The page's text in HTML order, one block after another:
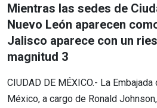
Mientras las sedes de
Nuevo León aparecen
Jalisco aparece con un
magnitud 3
CIUDAD DE MÉXICO.- La
México, a cargo de Ronald